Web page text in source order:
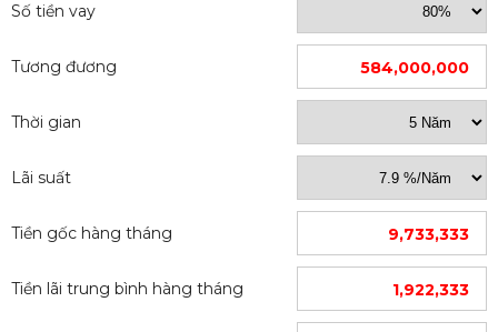
khách Gaz được nhập khẩu trực tiếp từ Nga với chất
lượng 100% của Châu Âu
Tờ
Số tiền vay
Tương đương 584,000,000
Thời gian
Lãi suất
Tiền gốc hàng tháng 9,733,333
Tiền lãi trung bình hàng tháng 1,922,333